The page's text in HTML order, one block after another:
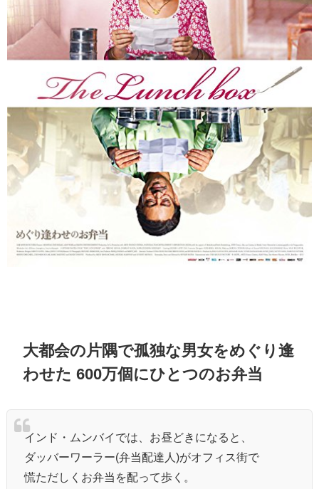
大都会の片隅で孤独な男女をめぐり逢
わせた 600万個にひとつのお弁当
インド・ムンバイでは、お昼どきになると、
ダッバーワーラー(弁当配達人)がオフィス街で
慌ただしくお弁当を配って歩く。